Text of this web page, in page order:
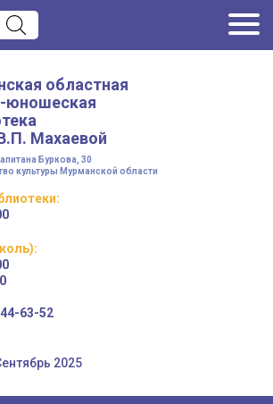
областная
юношеская
Махаевой
Буркова, 30
культуры Мурманской области
:
:
63-52
2025